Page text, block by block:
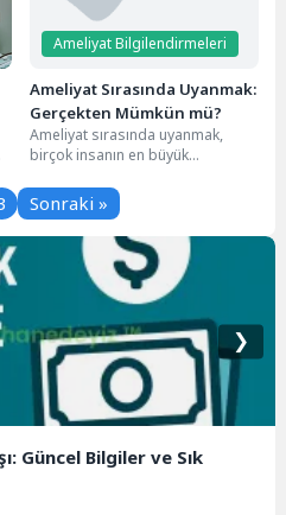
Ameliyat Bilgilendirmeleri
Ameliyat Sırasında Uyanmak:
Gerçekten Mümkün mü?
Ameliyat sırasında uyanmak,
birçok insanın en büyük
Düşünsenize, ameliyat
masasında yatıyorsunuz ve
anestezi...
Sonraki »
Güncel Bilgiler ve Sık
❯